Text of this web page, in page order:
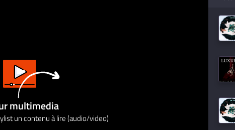
multimedia
un contenu à lire (audio/video)